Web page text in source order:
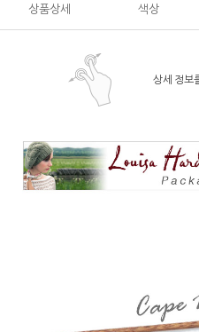
상품상세 색상
상세 정보